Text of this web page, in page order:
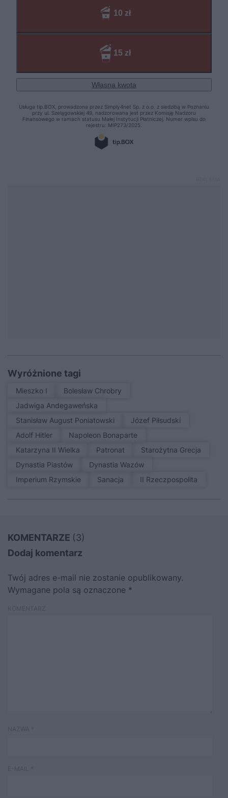
Wyróżnione tagi
Mieszko I
Bolesław Chrobry
Jadwiga Andegaweńska
Stanisław August Poniatowski
Józef Piłsudski
Adolf Hitler
Napoleon Bonaparte
Katarzyna II Wielka
patronat
Starożytna Grecja
Dynastia Piastów
Dynastia Wazów
Imperium Rzymskie
sanacja II Rzeczpospolita
KOMENTARZE (3)
Dodaj komentarz
Twój adres e-mail nie zostanie opublikowany.
Wymagane pola są oznaczone *